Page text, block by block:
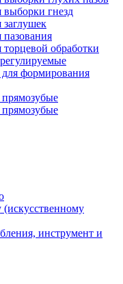
гнезд
обработки
формирования
инструмент и